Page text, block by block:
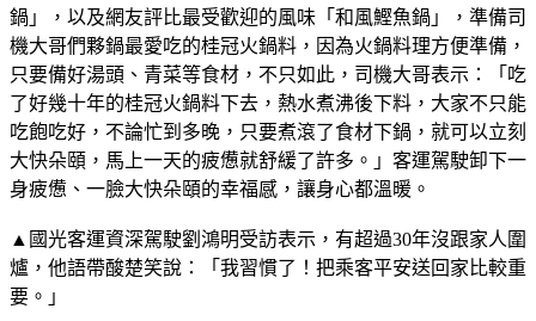
鍋」，以及網友評比最受歡迎的風味「和風鰹魚鍋」，準備司
機大哥們夥鍋最愛吃的桂冠火鍋料，因為火鍋料理方便準備，
只要備好湯頭、青菜等食材，不只如此，司機大哥表示：「吃
了好幾十年的桂冠火鍋料下去，熱水煮沸後下料，大家不只能
吃飽吃好，不論忙到多晚，只要煮滾了食材下鍋，就可以立刻
大快朵頤，馬上一天的疲憊就舒緩了許多。」客運駕駛卸下一
身疲憊、一臉大快朵頤的幸福感，讓身心都溫暖。
▲國光客運資深駕駛劉鴻明受訪表示，有超過30年沒跟家人圍
爐，他語帶酸楚笑說：「我習慣了！把乘客平安送回家比較重
要。」